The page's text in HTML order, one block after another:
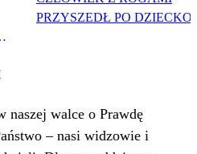
PRZYSZEDŁ PO DZIECKO
naszej walce o Prawdę
– nasi widzowie i